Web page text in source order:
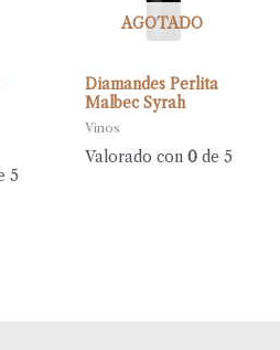
5
AGOTADO
Diamandes Perlita
Malbec Syrah
Vinos
Valorado con 0de 5